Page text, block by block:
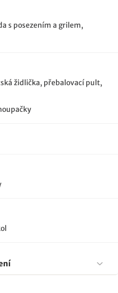
židlička přebalovací pult
s posezením a grilem